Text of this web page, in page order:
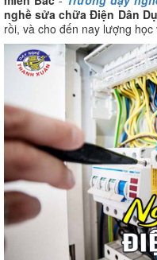
nghề sửa chữa Điện Dân
rồi, và cho đến nay lượng